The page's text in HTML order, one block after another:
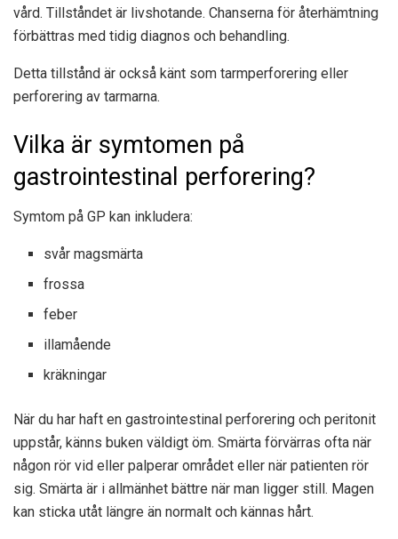
vård. Tillståndet är livshotande. Chanserna för återhämtning
förbättras med tidig diagnos och behandling.
Detta tillstånd är också känt som tarmperforering eller
perforering av tarmarna.
Vilka är symtomen på
gastrointestinal perforering?
Symtom på GP kan inkludera:
svår magsmärta
frossa
feber
illamående
kräkningar
När du har haft en gastrointestinal perforering och peritonit
uppstår, känns buken väldigt öm. Smärta förvärras ofta när
någon rör vid eller palperar området eller när patienten rör
sig. Smärta är i allmänhet bättre när man ligger still. Magen
kan sticka utåt längre än normalt och kännas hårt.